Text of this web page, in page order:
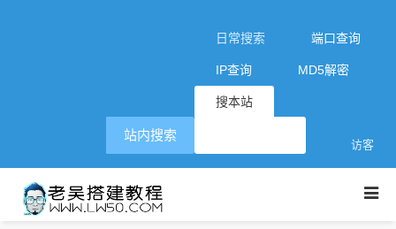
日常搜索 端口查询
IP查询 MD5解密
搜本站
访客
站内搜索